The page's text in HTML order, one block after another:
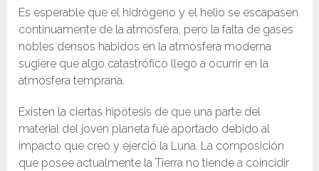
Es esperable que el hidrógeno y el helio se escapasen
continuamente de la atmósfera, pero la falta de gases
nobles densos habidos en la atmósfera moderna
sugiere que algo catastrófico llego a ocurrir en la
atmósfera temprana.
Existen la ciertas hipótesis de que una parte del
material del joven planeta fue aportado debido al
impacto que creó y ejerció la Luna. La composición
que posee actualmente la Tierra no tiende a coincidir